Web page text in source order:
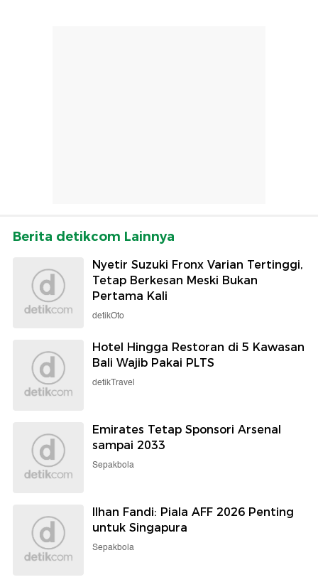
Berita detikcom Lainnya
Nyetir Suzuki Fronx Varian Tertinggi,
Tetap Berkesan Meski Bukan
Pertama Kali
detikOto
Hotel Hingga Restoran di 5 Kawasan
Bali Wajib Pakai PLTS
detikTravel
Emirates Tetap Sponsori Arsenal
sampai 2033
Sepakbola
Ilhan Fandi: Piala AFF 2026 Penting
untuk Singapura
Sepakbola